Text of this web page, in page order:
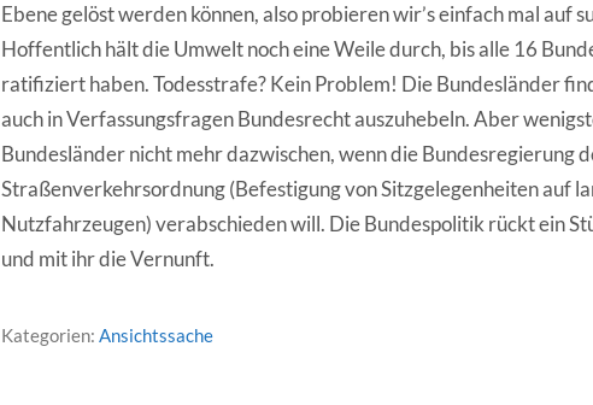
Ebene gelöst werden können, also probieren wir’s einfach mal auf
Hoffentlich hält die Umwelt noch eine Weile durch, bis alle 16
ratifiziert haben. Todesstrafe? Kein Problem! Die Bundesländer
auch in Verfassungsfragen Bundesrecht auszuhebeln. Aber
Bundesländer nicht mehr dazwischen, wenn die Bundesregierung
Straßenverkehrsordnung (Befestigung von Sitzgelegenheiten auf
Nutzfahrzeugen) verabschieden will. Die Bundespolitik rückt ein
und mit ihr die Vernunft.
Kategorien: Ansichtssache